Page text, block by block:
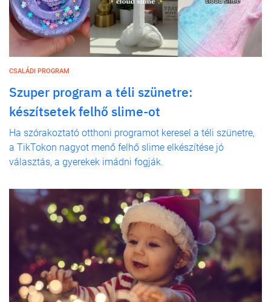
CSALÁDI PROGRAM
Szuper program a téli szünetre:
készítsetek felhő slime-ot
Ha szórakoztató otthoni programot keresel a téli szünetre,
a TikTokon nagyot menő felhő slime elkészítése jó
választás, a gyerekek imádni fogják.